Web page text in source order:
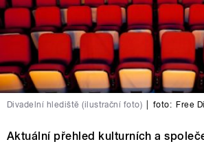
Divadelní hlediště (ilustrační foto) foto: Free
Aktuální přehled kulturních a